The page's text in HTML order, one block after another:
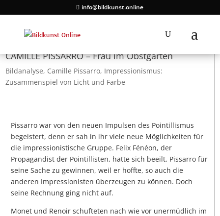
info@bildkunst.online
CAMILLE PISSARRO – Frau im Obstgarten
Bildanalyse, Camille Pissarro, Impressionismus:
Zusammenspiel von Licht und Farbe
Pissarro war von den neuen Impulsen des Pointillismus
begeistert, denn er sah in ihr viele neue Möglichkeiten für
die impressionistische Gruppe. Felix Fénéon, der
Propagandist der Pointillisten, hatte sich beeilt, Pissarro für
seine Sache zu gewinnen, weil er hoffte, so auch die
anderen Impressionisten überzeugen zu können. Doch
seine Rechnung ging nicht auf.
Monet und Renoir schufteten nach wie vor unermüdlich im